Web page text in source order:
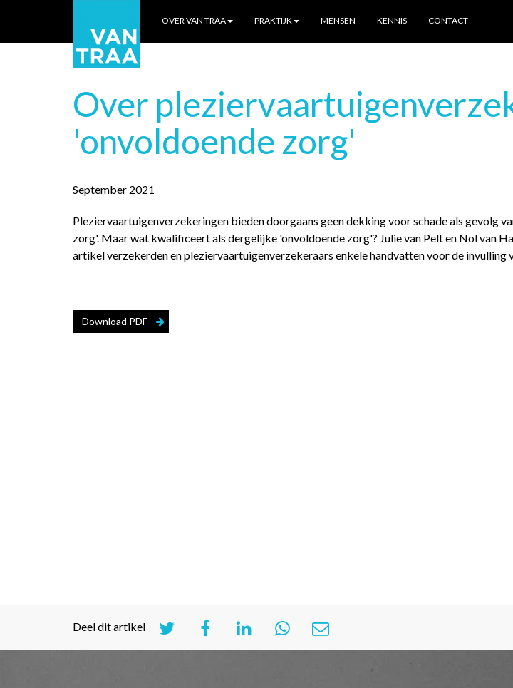
OVER VAN TRAA PRAKTIJK MENSEN KENNIS CONTACT
Over
'onvoldoende zorg'
September 2021
Pleziervaartuigenverzekeringen bieden doorgaans geen dekking voor schade als gevolg
zorg'. Maar wat kwalificeert als dergelijke 'onvoldoende zorg'? Julie van Pelt en Nol van
artikel verzekerden en pleziervaartuigenverzekeraars enkele handvatten voor de invulling
Download PDF
Deel dit artikel